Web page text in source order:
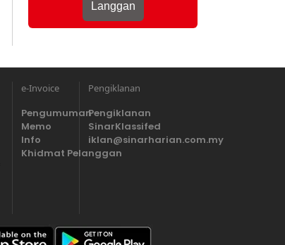
e-Invoice
Pengumuman
Memo
Info
Khidmat Pelanggan
Pengiklanan
Pengiklanan
SinarKlassifed
iklan@sinarharian.com.my